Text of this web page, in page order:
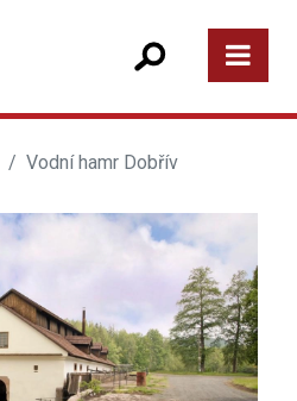
Vodní hamr Dobřív